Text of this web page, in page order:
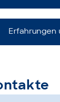
Erfahrungen